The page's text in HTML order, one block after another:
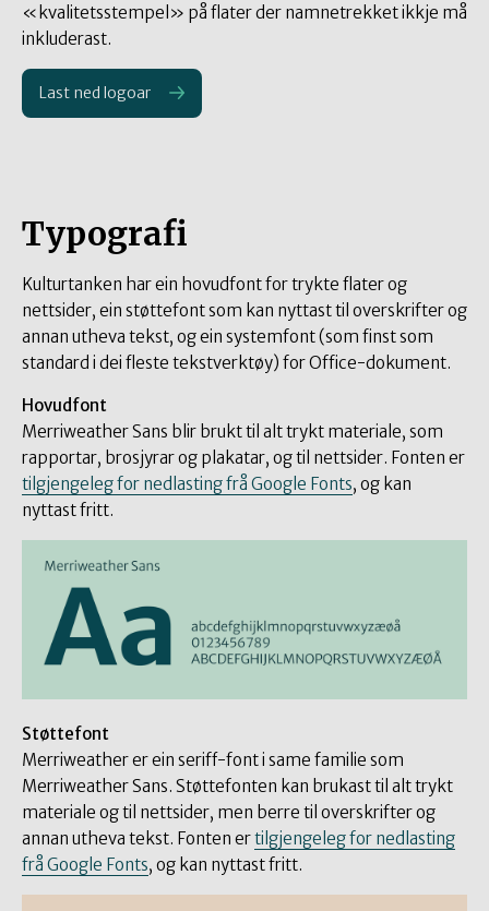
«kvalitetsstempel» på flater der namnetrekket ikkje må
inkluderast.
Last ned logoar
Typografi
Kulturtanken har ein hovudfont for trykte flater og
nettsider, ein støttefont som kan nyttast til overskrifter og
annan utheva tekst, og ein systemfont (som finst som
standard i dei fleste tekstverktøy) for Office-dokument.
Hovudfont
Merriweather Sans blir brukt til alt trykt materiale, som
rapportar, brosjyrar og plakatar, og til nettsider. Fonten er
tilgjengeleg for nedlasting frå Google Fonts, og kan
nyttast fritt.
Støttefont
Merriweather er ein seriff-font i same familie som
Merriweather Sans. Støttefonten kan brukast til alt trykt
materiale og til nettsider, men berre til overskrifter og
annan utheva tekst. Fonten ertilgjengeleg for nedlasting
frå Google Fonts, og kan nyttast fritt.